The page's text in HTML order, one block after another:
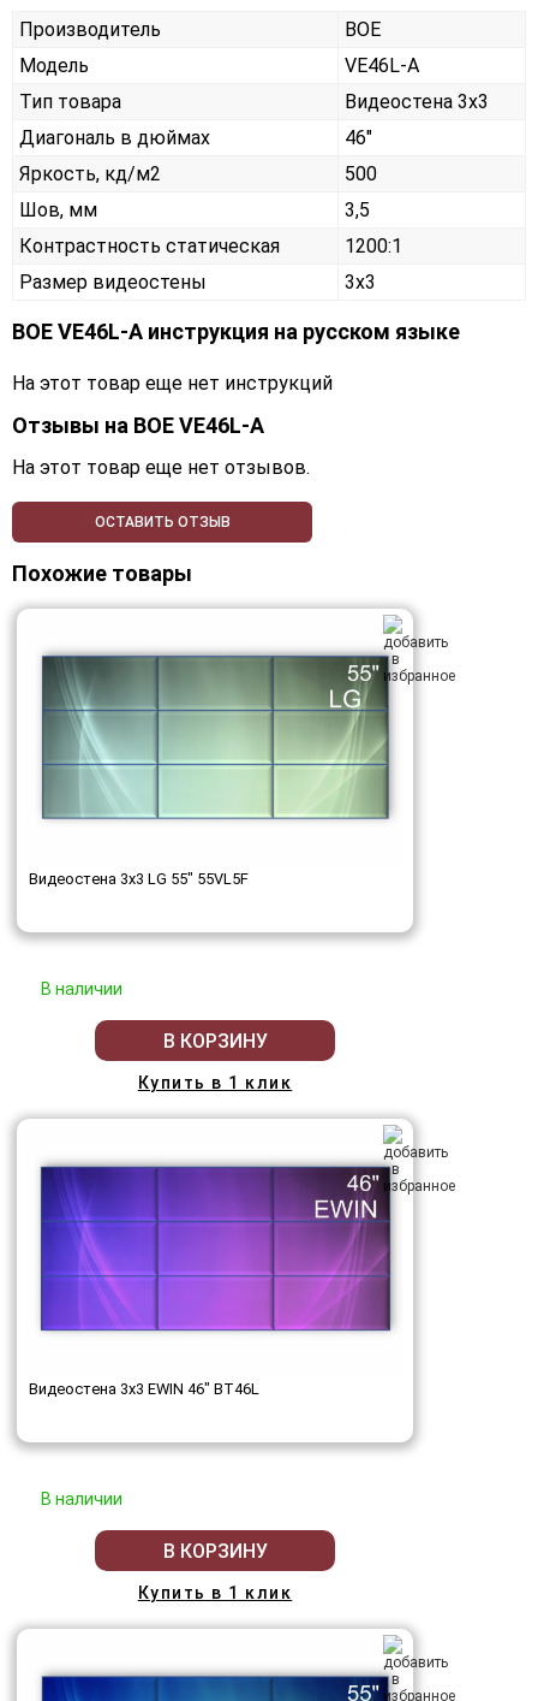
Производитель
BOE
Модель
VE46L-A
Тип товара
Видеостена 3х3
Диагональ в дюймах
46"
Яркость, кд/м2
500
Шов, мм
3,5
Контрастность статическая
1200:1
Размер видеостены
3x3
BOE VE46L-A инструкция на русском языке
На этот товар еще нет инструкций
Отзывы на BOE VE46L-A
На этот товар еще нет отзывов.
ОСТАВИТЬ ОТЗЫВ
Похожие товары
Видеостена 3x3 LG 55" 55VL5F
В наличии
В КОРЗИНУ
Купить в 1 клик
Видеостена 3x3 EWIN 46" BT46L
В наличии
В КОРЗИНУ
Купить в 1 клик